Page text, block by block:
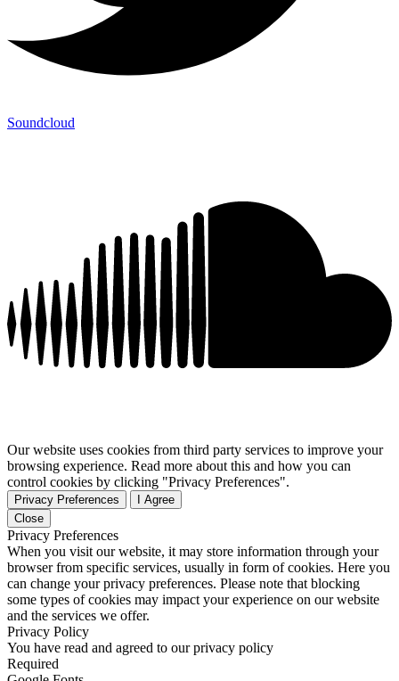
Soundcloud
Our website uses cookies from third party services to improve your
browsing experience. Read more about this and how you can
control cookies by clicking "Privacy Preferences".
Privacy Preferences
I Agree
Close
Privacy Preferences
When you visit our website, it may store information through your
browser from specific services, usually in form of cookies. Here you
can change your privacy preferences. Please note that blocking
some types of cookies may impact your experience on our website
and the services we offer.
Privacy Policy
You have read and agreed to our privacy policy
Required